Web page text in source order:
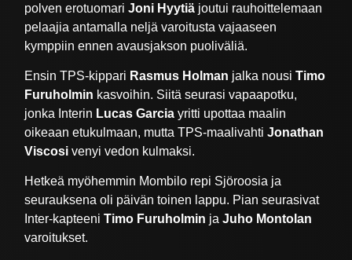
polven erotuomariJoni Hyytiä joutui rauhoittelemaan
pelaajia antamalla neljä varoitusta vajaaseen
kymppiin ennen avausjakson puoliväliä.
Ensin TPS-kippari Rasmus Holman jalka nousiTimo
Furuholmin kasvoihin. Siitä seurasi vapaapotku,
jonka Interin Lucas Garcia yritti upottaa maalin
oikeaan etukulmaan, mutta TPS-maalivahtiJonathan
Viscosi venyi vedon kulmaksi.
Hetkeä myöhemmin Mombilo repi Sjöroosia ja
seurauksena oli päivän toinen lappu. Pian seurasivat
Inter-kapteeniTimo Furuholmin jaJuho Montolan
varoitukset.